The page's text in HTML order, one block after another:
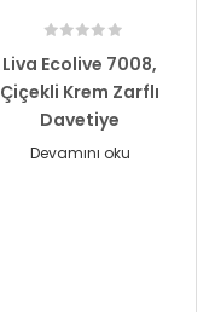
Liva Ecolive 7008,
Çiçekli Krem Zarflı
Davetiye
Devamını oku